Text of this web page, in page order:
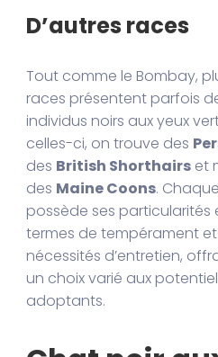
D’autres races
Tout comme le Bombay,
races présentent parfois
individus noirs aux yeux
celles-ci, on trouve des
des British Shorthairs et
des Maine Coons.
possède ses particularités
termes de tempérament
nécessités d’entretien,
un choix varié aux
adoptants.